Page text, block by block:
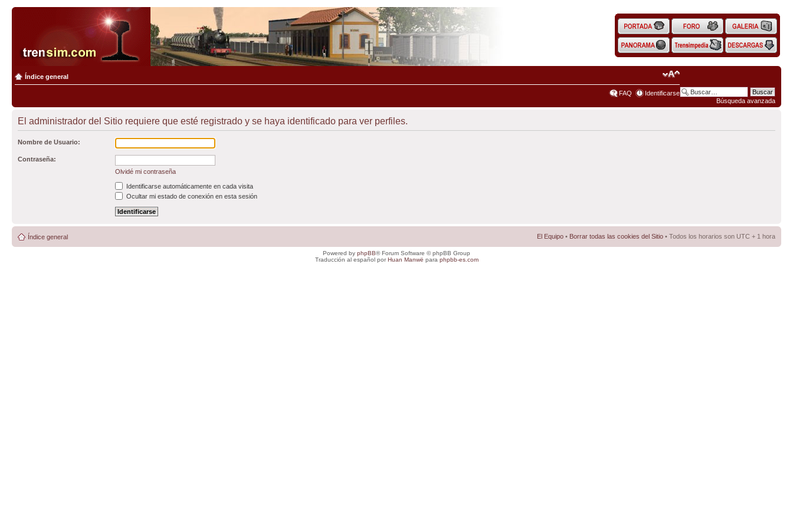
Búsqueda avanzada
Índice general
FAQ Identificarse
El administrador del Sitio requiere que esté registrado y se haya identificado para ver perfiles.
Nombre de Usuario:
Contraseña:
Olvidé mi contraseña
Identificarse automáticamente en cada visita
Ocultar mi estado de conexión en esta sesión
Índice general El Equipo • Borrar todas las cookies del Sitio • Todos los horarios son UTC + 1 hora
Powered by phpBB® Forum Software © phpBB Group
Traducción al español porHuan Manwë para phpbb-es.com